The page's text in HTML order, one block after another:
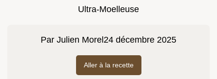
Ultra-Moelleuse
Par Julien Morel 24 décembre 2025
Aller à la recette